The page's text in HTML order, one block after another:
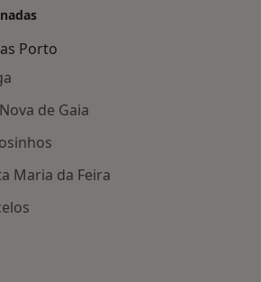
Porto
de Gaia
Maria da Feira